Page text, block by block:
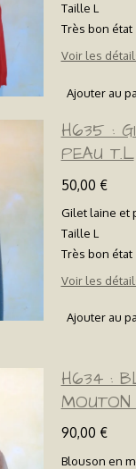
Taille L
Très bon état
Voir les
Ajouter au
H635 :
PEAU T.L
50,00 €
Gilet laine et
Taille L
Très bon état
Voir les
Ajouter au
H634 :
90,00 €
Blouson en